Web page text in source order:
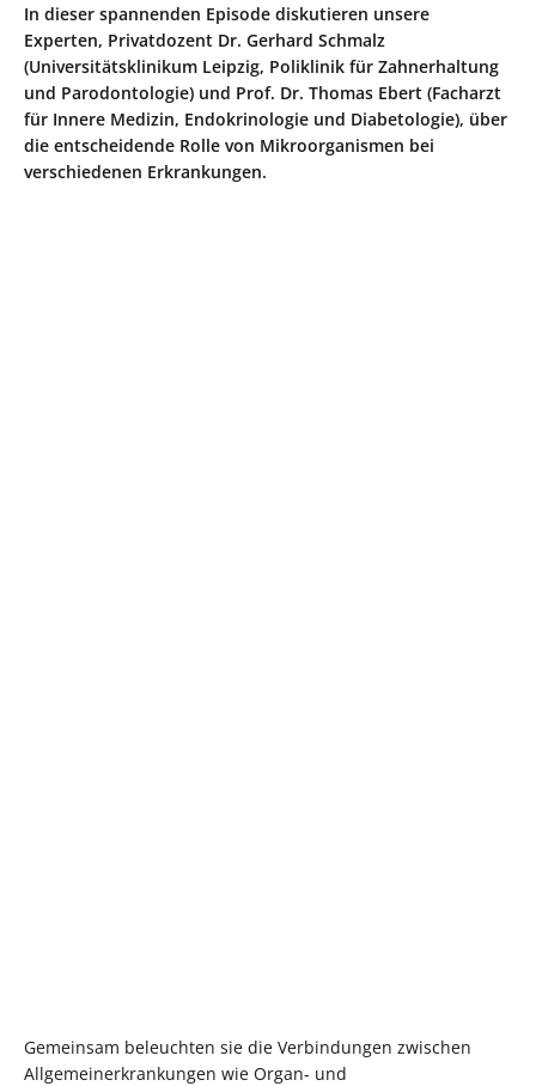
In dieser spannenden Episode diskutieren unsere
Experten, Privatdozent Dr. Gerhard Schmalz
(Universitätsklinikum Leipzig, Poliklinik für Zahnerhaltung
und Parodontologie) und Prof. Dr. Thomas Ebert (Facharzt
für Innere Medizin, Endokrinologie und Diabetologie), über
die entscheidende Rolle von Mikroorganismen bei
verschiedenen Erkrankungen.
Gemeinsam beleuchten sie die Verbindungen zwischen
Allgemeinerkrankungen wie Organ- und